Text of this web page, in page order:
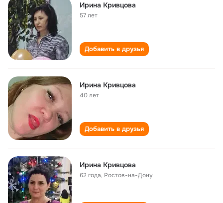
Ирина Кривцова
57 лет
Добавить в друзья
Ирина Кривцова
40 лет
Добавить в друзья
Ирина Кривцова
62 года, Ростов-на-Дону